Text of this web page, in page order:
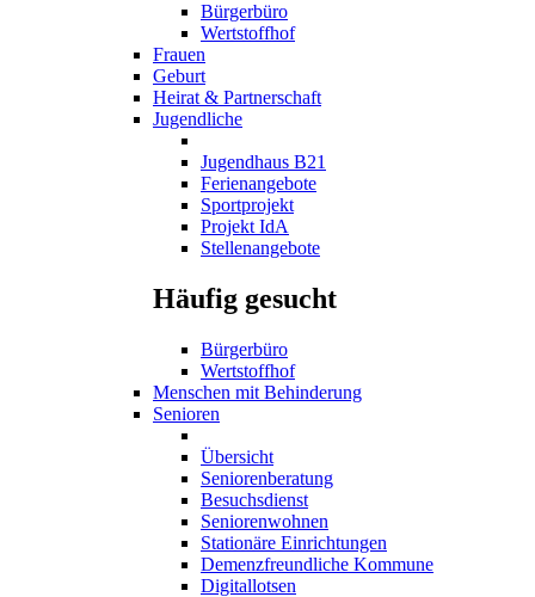
Bürgerbüro
Wertstoffhof
Frauen
Geburt
Heirat & Partnerschaft
Jugendliche
Jugendhaus B21
Ferienangebote
Sportprojekt
Projekt IdA
Stellenangebote
Häufig gesucht
Bürgerbüro
Wertstoffhof
Menschen mit Behinderung
Senioren
Übersicht
Seniorenberatung
Besuchsdienst
Seniorenwohnen
Stationäre Einrichtungen
Demenzfreundliche Kommune
Digitallotsen